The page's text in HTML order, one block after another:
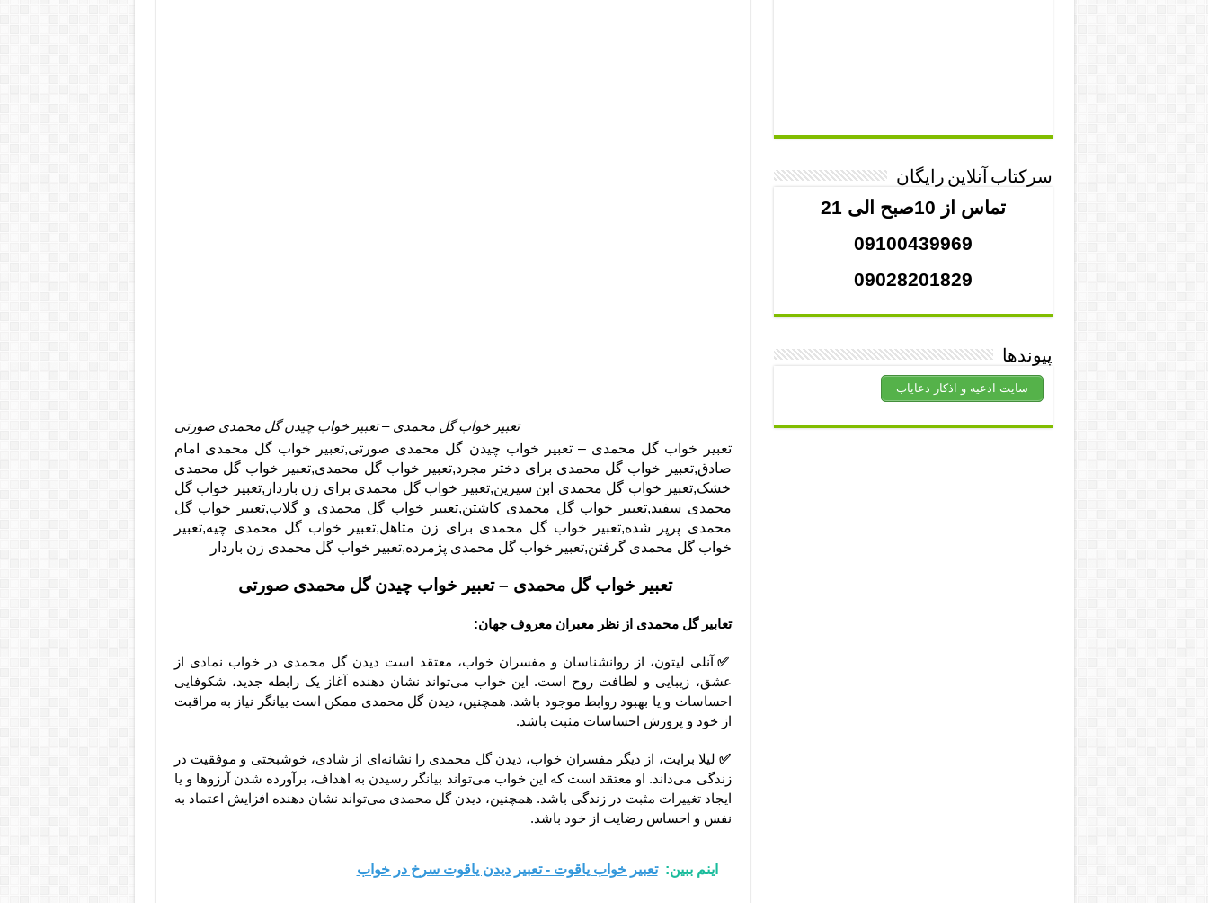
تعبیر خواب گل محمدی – تعبیر خواب چیدن گل محمدی صورتی
تعبیر خواب گل محمدی – تعبیر خواب چیدن گل محمدی صورتی,تعبیر خواب گل محمدی امام
صادق,تعبیر خواب گل محمدی برای دختر مجرد,تعبیر خواب گل محمدی,تعبیر خواب گل محمدی
خشک,تعبیر خواب گل محمدی ابن سیرین,تعبیر خواب گل محمدی برای زن باردار,تعبیر خواب گل
محمدی سفید,تعبیر خواب گل محمدی کاشتن,تعبیر خواب گل محمدی و گلاب,تعبیر خواب گل
محمدی پرپر شده,تعبیر خواب گل محمدی برای زن متاهل,تعبیر خواب گل محمدی چیه,تعبیر
خواب گل محمدی گرفتن,تعبیر خواب گل محمدی پژمرده,تعبیر خواب گل محمدی زن باردار
تعبیر خواب گل محمدی – تعبیر خواب چیدن گل محمدی صورتی
تعابیر گل محمدی از نظر معبران معروف جهان:
✅آنلی لیتون، از روانشناسان و مفسران خواب، معتقد است دیدن گل محمدی در خواب نمادی از
عشق، زیبایی و لطافت روح است. این خواب می‌تواند نشان دهنده آغاز یک رابطه جدید، شکوفایی
احساسات و یا بهبود روابط موجود باشد. همچنین، دیدن گل محمدی ممکن است بیانگر نیاز به مراقبت
از خود و پرورش احساسات مثبت باشد.
✅لیلا برایت، از دیگر مفسران خواب، دیدن گل محمدی را نشانه‌ای از شادی، خوشبختی و موفقیت در
زندگی می‌داند. او معتقد است که این خواب می‌تواند بیانگر رسیدن به اهداف، برآورده شدن آرزوها و یا
ایجاد تغییرات مثبت در زندگی باشد. همچنین، دیدن گل محمدی می‌تواند نشان دهنده افزایش اعتماد به
نفس و احساس رضایت از خود باشد.
اینم ببین: تعبیر خواب یاقوت - تعبیر دیدن یاقوت سرخ در خواب
سرکتاب آنلاین رایگان
تماس از 10صبح الی 21
09100439969
09028201829
پیوندها
سایت ادعیه و اذکار دعایاب